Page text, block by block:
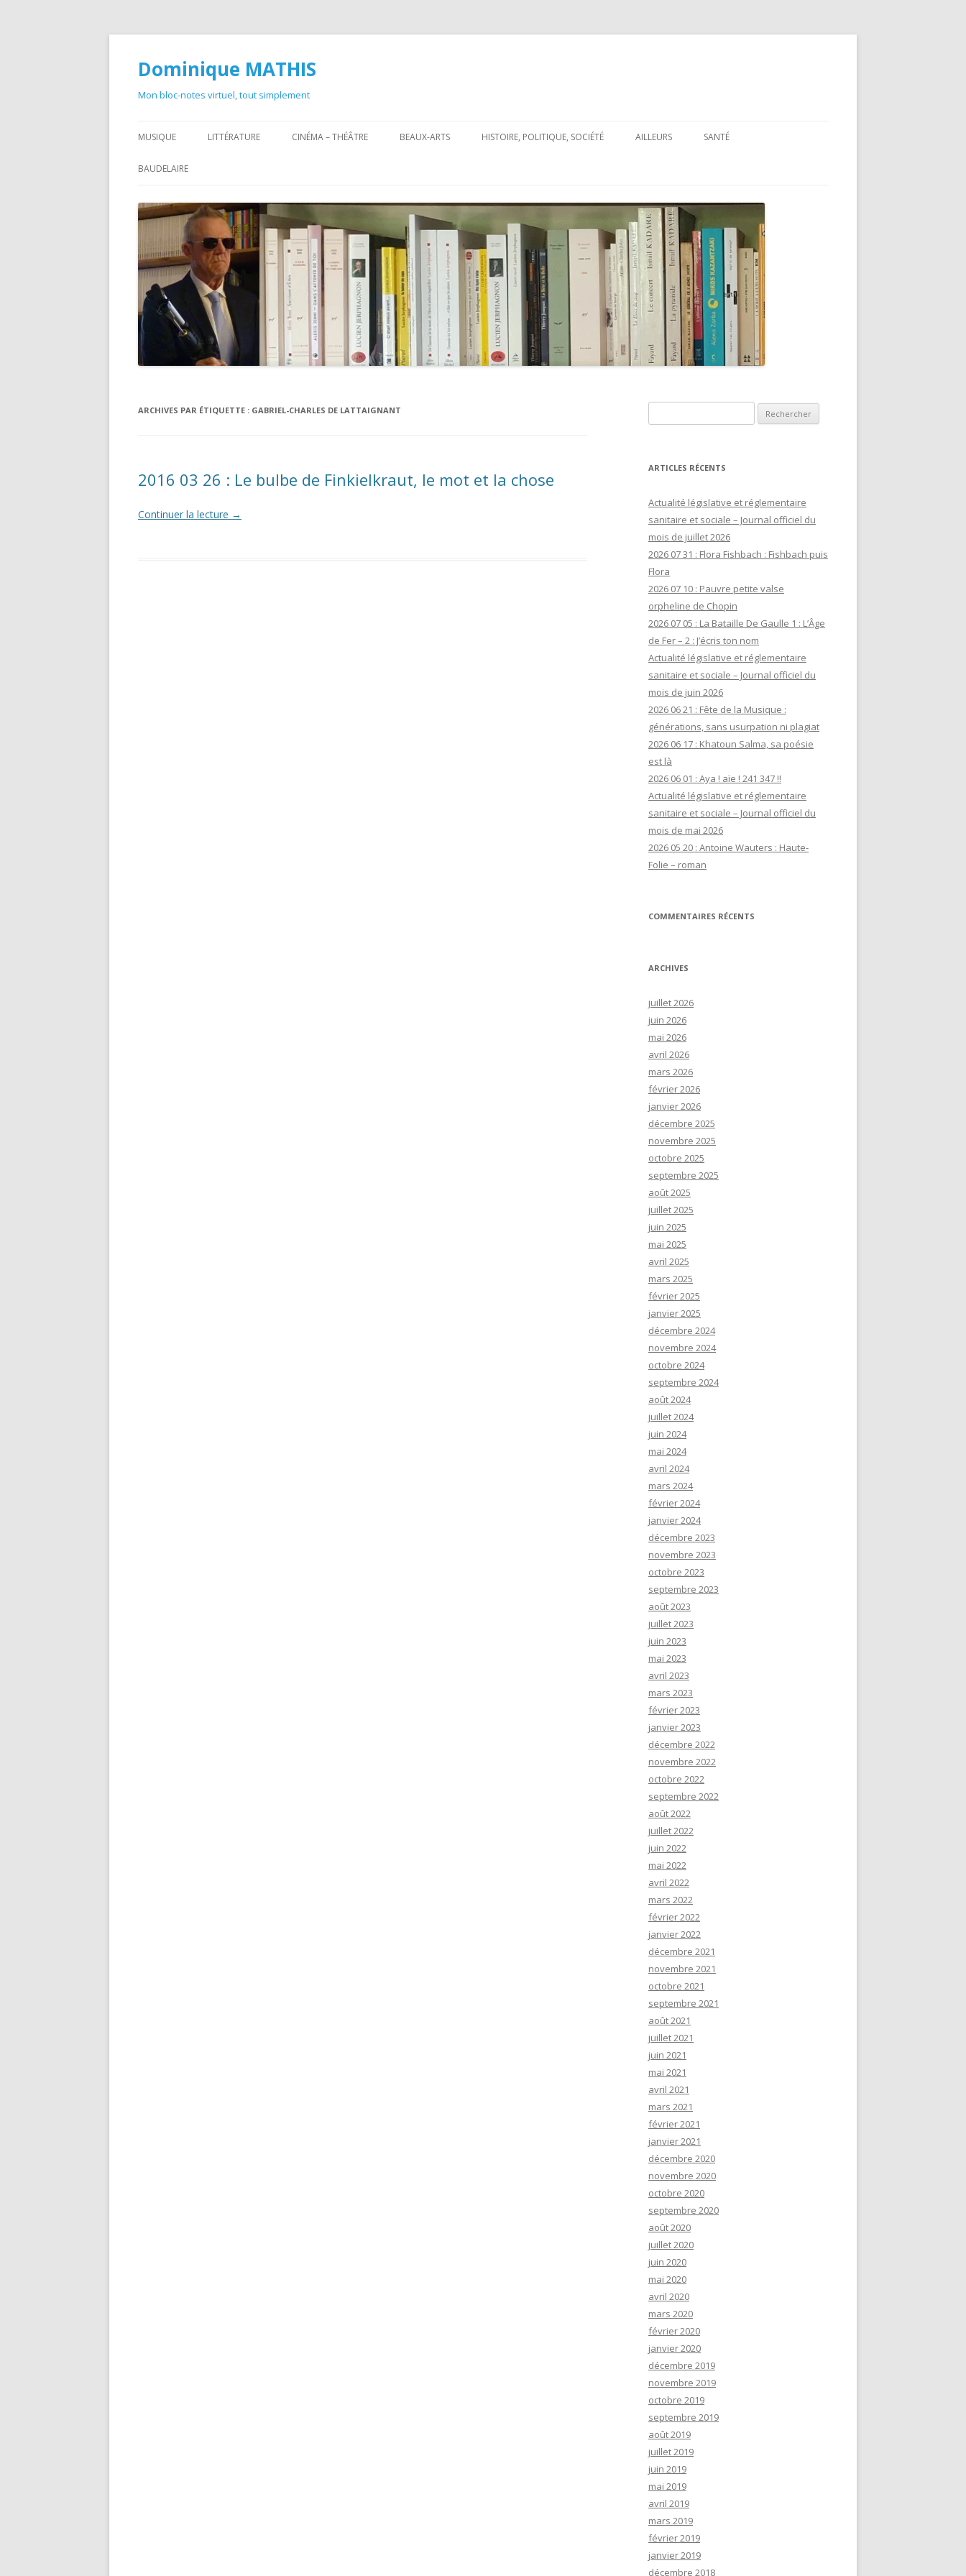
Dominique MATHIS
Mon bloc-notes virtuel, tout simplement
au
contenu
MUSIQUE LITTÉRATURE CINÉMA – THÉÂTRE BEAUX-ARTS HISTOIRE, POLITIQUE, SOCIÉTÉ AILLEURS SANTÉ
SANTÉ : RUBRIQUE LÉGISLATIVE &
RÉGLEMENTAIRE
MON PARCOURS
BAUDELAIRE
ARCHIVES PAR ÉTIQUETTE : GABRIEL-CHARLES DE LATTAIGNANT
2016 03 26 : Le bulbe de Finkielkraut, le mot et la chose
Continuer la lecture →
ARTICLES RÉCENTS
Actualité législative et réglementaire
sanitaire et sociale – Journal officiel du
mois de juillet 2026
2026 07 31 : Flora Fishbach : Fishbach puis
Flora
2026 07 10 : Pauvre petite valse
orpheline de Chopin
2026 07 05 : La Bataille De Gaulle 1 : L’Âge
de Fer – 2 : J’écris ton nom
Actualité législative et réglementaire
sanitaire et sociale – Journal officiel du
mois de juin 2026
2026 06 21 : Fête de la Musique :
générations, sans usurpation ni plagiat
2026 06 17 : Khatoun Salma, sa poésie
est là
2026 06 01 : Aya ! aïe ! 241 347 !!
Actualité législative et réglementaire
sanitaire et sociale – Journal officiel du
mois de mai 2026
2026 05 20 : Antoine Wauters : Haute-
Folie – roman
COMMENTAIRES RÉCENTS
ARCHIVES
juillet 2026
juin 2026
mai 2026
avril 2026
mars 2026
février 2026
janvier 2026
décembre 2025
novembre 2025
octobre 2025
septembre 2025
août 2025
juillet 2025
juin 2025
mai 2025
avril 2025
mars 2025
février 2025
janvier 2025
décembre 2024
novembre 2024
octobre 2024
septembre 2024
août 2024
juillet 2024
juin 2024
mai 2024
avril 2024
mars 2024
février 2024
janvier 2024
décembre 2023
novembre 2023
octobre 2023
septembre 2023
août 2023
juillet 2023
juin 2023
mai 2023
avril 2023
mars 2023
février 2023
janvier 2023
décembre 2022
novembre 2022
octobre 2022
septembre 2022
août 2022
juillet 2022
juin 2022
mai 2022
avril 2022
mars 2022
février 2022
janvier 2022
décembre 2021
novembre 2021
octobre 2021
septembre 2021
août 2021
juillet 2021
juin 2021
mai 2021
avril 2021
mars 2021
février 2021
janvier 2021
décembre 2020
novembre 2020
octobre 2020
septembre 2020
août 2020
juillet 2020
juin 2020
mai 2020
avril 2020
mars 2020
février 2020
janvier 2020
décembre 2019
novembre 2019
octobre 2019
septembre 2019
août 2019
juillet 2019
juin 2019
mai 2019
avril 2019
mars 2019
février 2019
janvier 2019
décembre 2018